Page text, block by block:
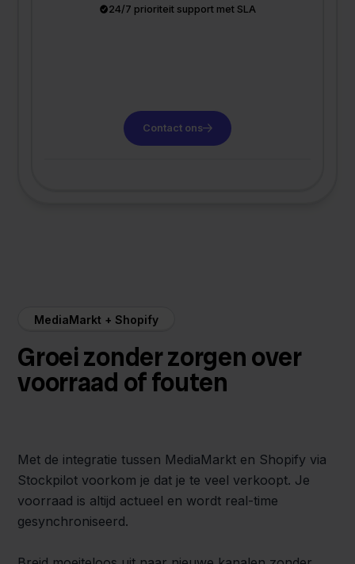
24/7 prioriteit support met SLA
Contact ons
MediaMarkt + Shopify
Groei zonder zorgen over
voorraad of fouten
Met de integratie tussen MediaMarkt en Shopify via
Stockpilot voorkom je dat je te veel verkoopt. Je
voorraad is altijd actueel en wordt real-time
gesynchroniseerd.